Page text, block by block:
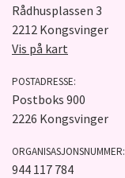
Rådhusplassen 3
2212 Kongsvinger
Vis på kart
POSTADRESSE:
Postboks 900
2226 Kongsvinger
ORGANISASJONSNUMMER:
944 117 784